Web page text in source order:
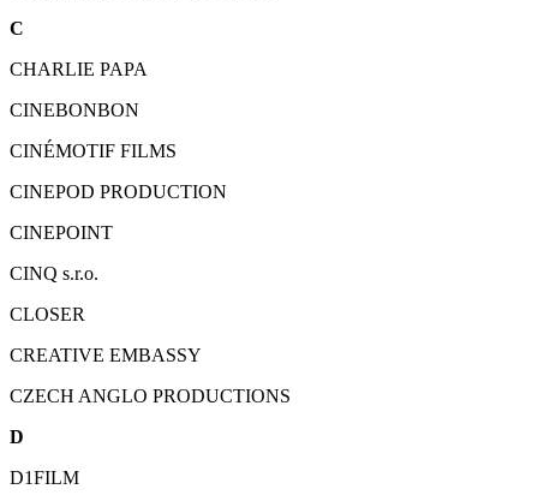
C
CHARLIE PAPA
CINEBONBON
CINÉMOTIF FILMS
CINEPOD PRODUCTION
CINEPOINT
CINQ s.r.o.
CLOSER
CREATIVE EMBASSY
CZECH ANGLO PRODUCTIONS
D
D1FILM